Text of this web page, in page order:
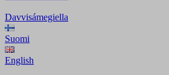
Davvisámegiella
Suomi
English